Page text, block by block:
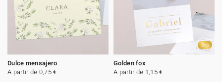
Dulce mensajero
A partir de 0,75 €
Oro
Golden fox
A partir de 1,15 €